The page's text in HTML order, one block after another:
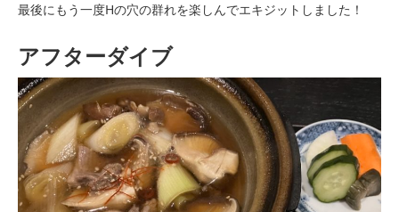
最後にもう一度Hの穴の群れを楽しんでエキジットしました！
アフターダイブ